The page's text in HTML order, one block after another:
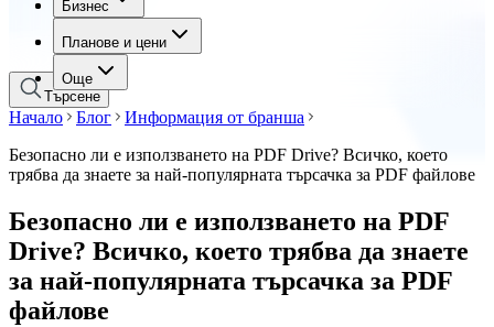
Бизнес
Планове и цени
Още
Бизнес
Планове и цени
Търсене
Начало Блог
Информация от бранша
Безопасно ли е използването на PDF Drive? Всичко, което
трябва да знаете за най-популярната търсачка за PDF файлове
Безопасно ли е използването на PDF
Drive? Всичко, което трябва да знаете
за най-популярната търсачка за PDF
файлове